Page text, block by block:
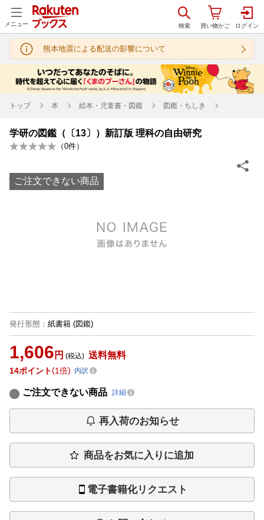
メニュー
熊本地震による配送の影響について
トップ 本 絵本・児童書・図鑑 図鑑・ちしき
学研の図鑑（〔13〕）新訂版 理科の自由研究
（0件）
ご注文できない商品
発行形態 ： 紙書籍 (図鑑)
1,606 円 (税込) 送料無料
14ポイント 1倍 内訳
ご注文できない商品 詳細
再入荷のお知らせ
商品をお気に入りに追加
電子書籍化リクエスト